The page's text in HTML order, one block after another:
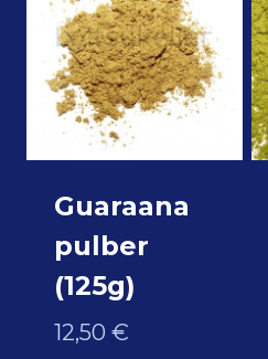
Guaraana
pulber
(125g)
12,50 €